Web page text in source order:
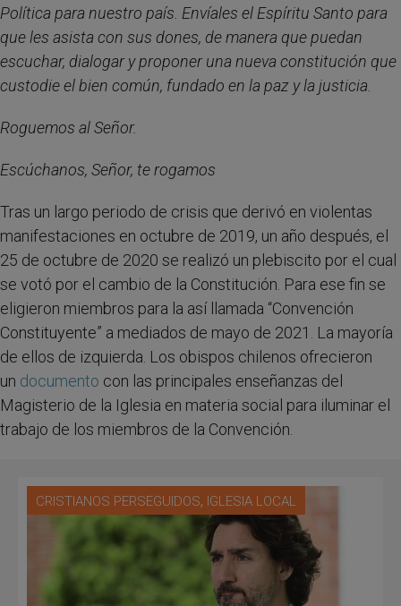
Política para nuestro país. Envíales el Espíritu Santo para
que les asista con sus dones, de manera que puedan
escuchar, dialogar y proponer una nueva constitución que
custodie el bien común, fundado en la paz y la justicia.
Roguemos al Señor.
Escúchanos, Señor, te rogamos
Tras un largo periodo de crisis que derivó en violentas
manifestaciones en octubre de 2019, un año después, el
25 de octubre de 2020 se realizó un plebiscito por el cual
se votó por el cambio de la Constitución. Para ese fin se
eligieron miembros para la así llamada “Convención
Constituyente” a mediados de mayo de 2021. La mayoría
de ellos de izquierda. Los obispos chilenos ofrecieron
un documento con las principales enseñanzas del
Magisterio de la Iglesia en materia social para iluminar el
trabajo de los miembros de la Convención.
CRISTIANOS PERSEGUIDOS, IGLESIA LOCAL